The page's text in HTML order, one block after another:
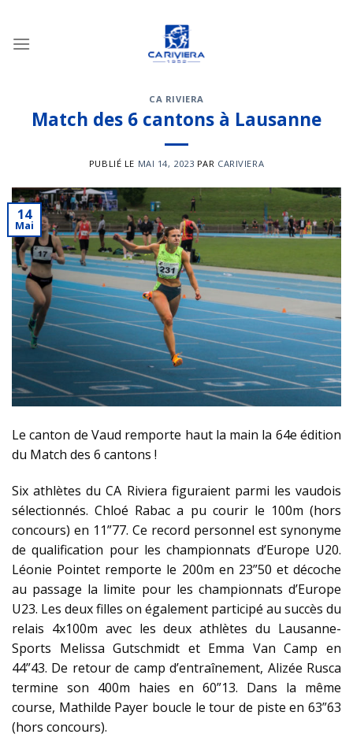
contenu
CA RIVIERA
Match des 6 cantons à Lausanne
PUBLIÉ LE MAI 14, 2023 PAR CARIVIERA
14
Mai
Le canton de Vaud remporte haut la main la 64e édition
du Match des 6 cantons !
Six athlètes du CA Riviera figuraient parmi les vaudois
sélectionnés. Chloé Rabac a pu courir le 100m (hors
concours) en 11”77. Ce record personnel est synonyme
de qualification pour les championnats d’Europe U20.
Léonie Pointet remporte le 200m en 23”50 et décoche
au passage la limite pour les championnats d’Europe
U23. Les deux filles on également participé au succès du
relais 4x100m avec les deux athlètes du Lausanne-
Sports Melissa Gutschmidt et Emma Van Camp en
44”43. De retour de camp d’entraînement, Alizée Rusca
termine son 400m haies en 60”13. Dans la même
course, Mathilde Payer boucle le tour de piste en 63”63
(hors concours).